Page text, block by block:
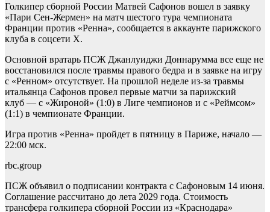
Голкипер сборной России Матвей Сафонов вошел в заявку
«Пари Сен-Жермен» на матч шестого тура чемпионата
Франции против «Ренна», сообщается в аккаунте парижского
клуба в соцсети Х.
Основной вратарь ПСЖ Джанлуиджи Доннарумма все еще не
восстановился после травмы правого бедра и в заявке на игру
с «Ренном» отсутствует. На прошлой неделе из-за травмы
итальянца Сафонов провел первые матчи за парижский
клуб — с «Жироной» (1:0) в Лиге чемпионов и с «Реймсом»
(1:1) в чемпионате Франции.
Игра против «Ренна» пройдет в пятницу в Париже, начало —
22:00 мск.
rbc.group
ПСЖ объявил о подписании контракта с Сафоновым 14 июня.
Соглашение рассчитано до лета 2029 года. Стоимость
трансфера голкипера сборной России из «Краснодара»